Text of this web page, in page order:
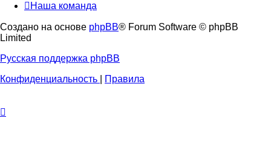
Наша команда
Создано на основе phpBB® Forum Software © phpBB
Limited
Русская поддержка phpBB
Конфиденциальность
Правила